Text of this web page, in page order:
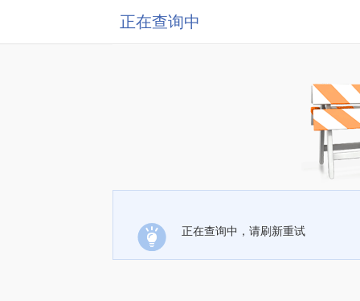
正在查询中
正在查询中，请刷新重试